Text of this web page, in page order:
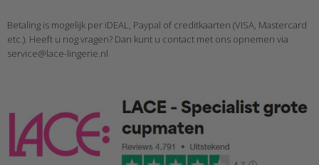
Betaling is mogelijk per iDEAL, Paypal of creditkaarten (VISA, Mastercard
etc.). Heeft u nog vragen? Dan kunt u contact met ons opnemen via
service@lace-lingerie.nl